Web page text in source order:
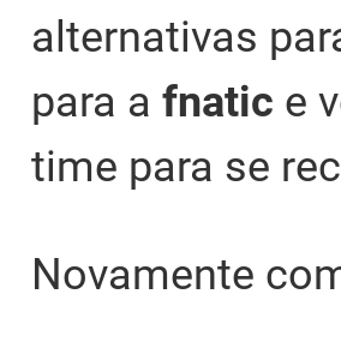
alternativas
para a fnatic e
time para se
Novamente